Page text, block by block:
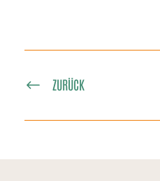
ZURÜCK